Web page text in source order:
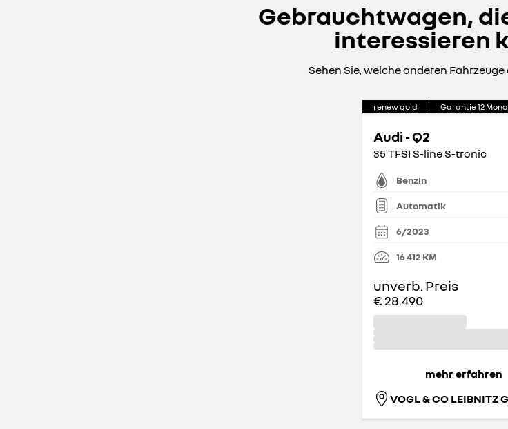
Gebrauchtwagen,
interessieren
Sehen Sie, welche anderen
renew gold Garantie12
Audi - Q2
35 TFSI S-line S-tronic
Benzin
Automatik
6/2023
16 412 KM
unverb. Preis
€ 28.490
mehr erfahren
VOGL & CO LEIBNITZ